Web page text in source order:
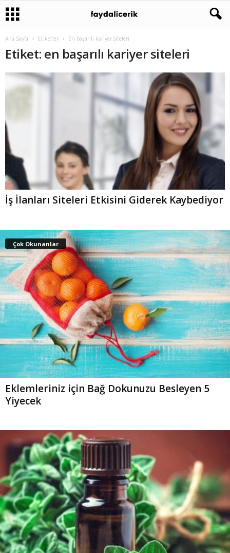
Ana Sayfa Etiketler En başarılı kariyer siteleri
Etiket: en başarılı kariyer siteleri
İş İlanları Siteleri Etkisini Giderek Kaybediyor
Çok Okunanlar
Eklemleriniz için Bağ Dokunuzu Besleyen 5
Yiyecek